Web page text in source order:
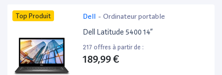
Top Produit Dell - Ordinateur portable
Dell Latitude 5400 14”
217 offres à partir de :
189,99 €